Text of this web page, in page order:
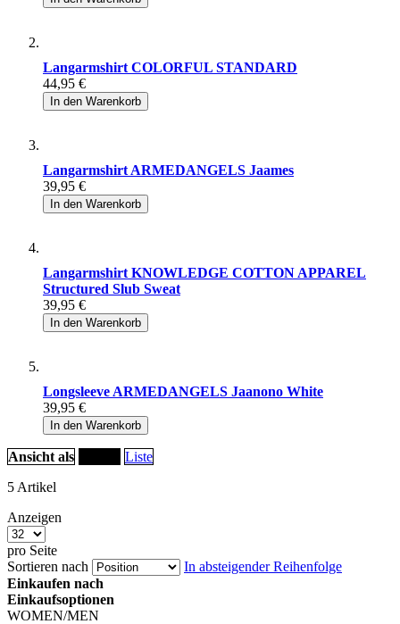
Langarmshirt COLORFUL STANDARD
44,95 €
In den Warenkorb
Langarmshirt ARMEDANGELS Jaames
39,95 €
In den Warenkorb
Langarmshirt KNOWLEDGE COTTON APPAREL
Structured Slub Sweat
39,95 €
In den Warenkorb
Longsleeve ARMEDANGELS Jaanono White
39,95 €
In den Warenkorb
Ansicht als
Liste
5 Artikel
Anzeigen
pro Seite
Sortieren nach
In absteigender Reihenfolge
Einkaufen nach
Einkaufsoptionen
WOMEN/MEN